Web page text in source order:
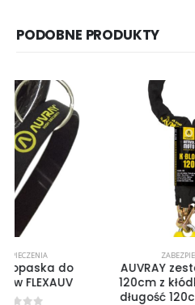
PODOBNE PRODUKTY
AUVRAY zestaw łańcuch
120cm z kłódką K-BLOC -
długość 120cm, średnica